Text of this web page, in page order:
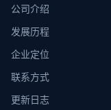
公司介绍
发展历程
企业定位
联系方式
更新日志